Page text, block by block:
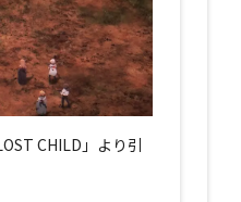
CHILD」より引